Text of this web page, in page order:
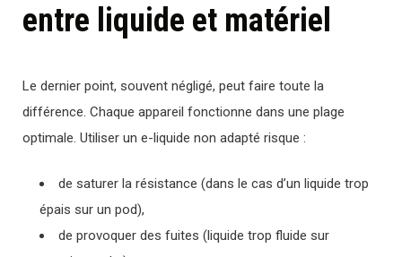
entre liquide et matériel
Le dernier point, souvent négligé, peut faire toute la
différence. Chaque appareil fonctionne dans une plage
optimale. Utiliser un e-liquide non adapté risque :
de saturer la résistance (dans le cas d’un liquide trop
épais sur un pod),
de provoquer des fuites (liquide trop fluide sur